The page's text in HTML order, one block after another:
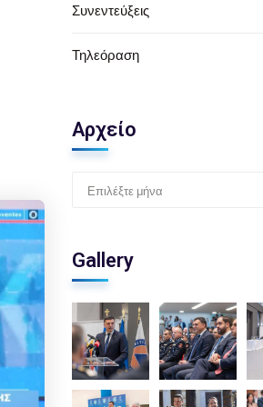
Συνεντεύξεις
Τηλεόραση
Αρχείο
Επιλέξτε μήνα
Gallery